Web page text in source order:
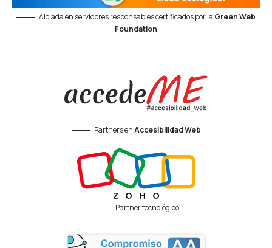
Alojada en servidores responsables certificados por la Green Web
Foundation
Partners enAccesibilidad Web
Partner tecnológico